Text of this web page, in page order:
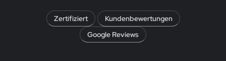
Zertifiziert
Kundenbewertungen
Google Reviews